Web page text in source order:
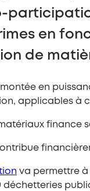
en
de
en
applicables à
finance
va permettre à
déchetteries